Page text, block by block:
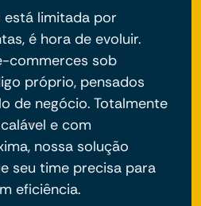
está limitada por
é hora de evoluir.
commerces sob
próprio, pensados
de negócio. Totalmente
e com
nossa solução
seu time precisa para
eficiência.